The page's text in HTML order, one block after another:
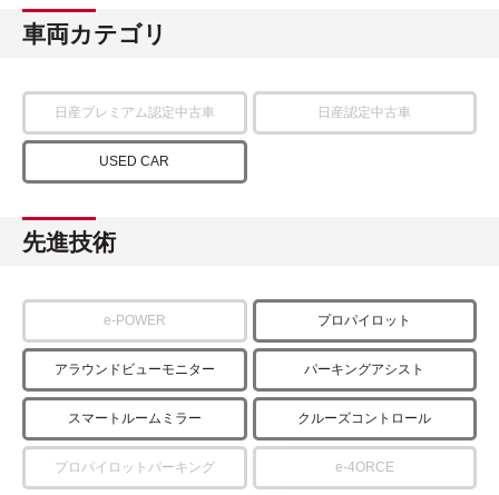
車両カテゴリ
日産プレミアム認定中古車 日産認定中古車
USED CAR
先進技術
e-POWER プロパイロット
アラウンドビューモニター パーキングアシスト
スマートルームミラー クルーズコントロール
プロパイロットパーキング e-4ORCE